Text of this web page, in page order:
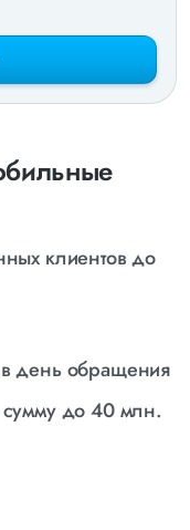
клиентов до
день обращения
сумму до 40 млн.